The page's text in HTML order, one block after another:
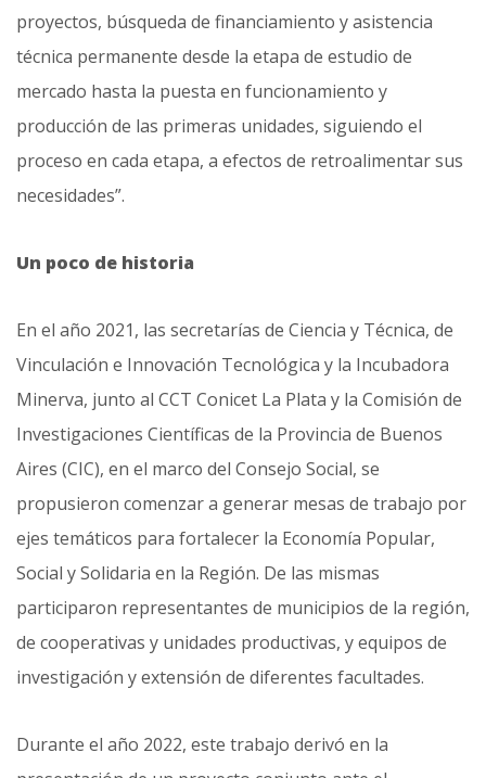
proyectos, búsqueda de financiamiento y asistencia
técnica permanente desde la etapa de estudio de
mercado hasta la puesta en funcionamiento y
producción de las primeras unidades, siguiendo el
proceso en cada etapa, a efectos de retroalimentar sus
necesidades”.
Un poco de historia
En el año 2021, las secretarías de Ciencia y Técnica, de
Vinculación e Innovación Tecnológica y la Incubadora
Minerva, junto al CCT Conicet La Plata y la Comisión de
Investigaciones Científicas de la Provincia de Buenos
Aires (CIC), en el marco del Consejo Social, se
propusieron comenzar a generar mesas de trabajo por
ejes temáticos para fortalecer la Economía Popular,
Social y Solidaria en la Región. De las mismas
participaron representantes de municipios de la región,
de cooperativas y unidades productivas, y equipos de
investigación y extensión de diferentes facultades.
Durante el año 2022, este trabajo derivó en la